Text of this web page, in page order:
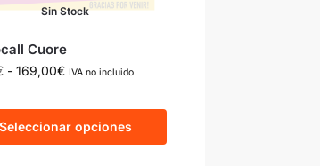
Sin Stock
Cuore
- 169,00€ IVA no incluido
Seleccionar opciones